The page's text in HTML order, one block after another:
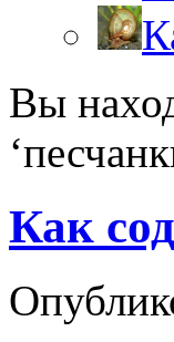
Вы
‘
Как